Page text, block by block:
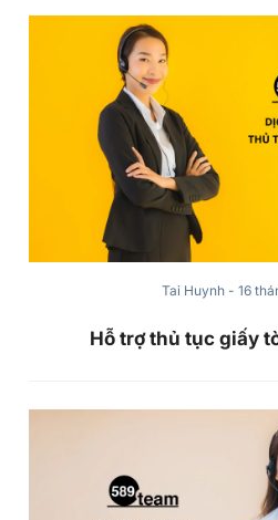
Tai Huynh - 16
Hỗ trợ thủ tục giấy